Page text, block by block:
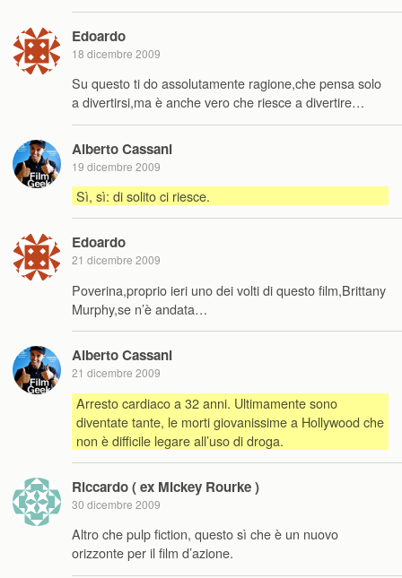
Edoardo
18 dicembre 2009
Su questo ti do assolutamente ragione,che pensa solo
a divertirsi,ma è anche vero che riesce a divertire…
Alberto Cassani
19 dicembre 2009
Sì, sì: di solito ci riesce.
Edoardo
21 dicembre 2009
Poverina,proprio ieri uno dei volti di questo film,Brittany
Murphy,se n’è andata…
Alberto Cassani
21 dicembre 2009
Arresto cardiaco a 32 anni. Ultimamente sono
diventate tante, le morti giovanissime a Hollywood che
non è difficile legare all’uso di droga.
Riccardo ( ex Mickey Rourke )
30 dicembre 2009
Altro che pulp fiction, questo sì che è un nuovo
orizzonte per il film d’azione.